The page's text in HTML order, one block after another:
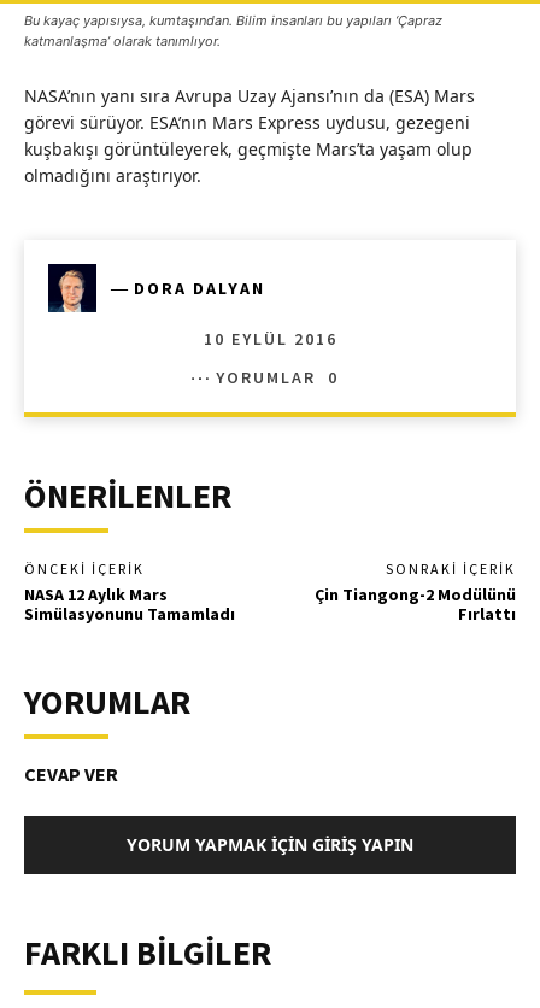
Bu kayaç yapısıysa, kumtaşından. Bilim insanları bu yapıları ‘Çapraz
katmanlaşma’ olarak tanımlıyor.
NASA’nın yanı sıra Avrupa Uzay Ajansı’nın da (ESA) Mars
görevi sürüyor. ESA’nın Mars Express uydusu, gezegeni
kuşbakışı görüntüleyerek, geçmişte Mars’ta yaşam olup
olmadığını araştırıyor.
― DORA DALYAN
10 EYLÜL 2016
YORUMLAR
0
ÖNERİLENLER
ÖNCEKI İÇERIK
NASA 12 Aylık Mars
Simülasyonunu Tamamladı
SONRAKI İÇERIK
Çin Tiangong-2 Modülünü
Fırlattı
YORUMLAR
CEVAP VER
YORUM YAPMAK İÇIN GIRIŞ YAPIN
FARKLI BİLGİLER